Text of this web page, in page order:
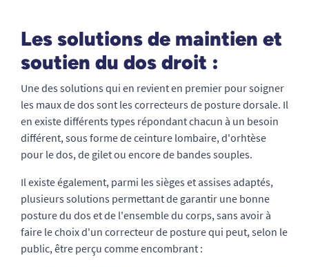
Les solutions de maintien et
soutien du dos droit :
Une des solutions qui en revient en premier pour soigner
les maux de dos sont les correcteurs de posture dorsale. Il
en existe différents types répondant chacun à un besoin
différent, sous forme de ceinture lombaire, d'orhtèse
pour le dos, de gilet ou encore de bandes souples.
Il existe également, parmi les sièges et assises adaptés,
plusieurs solutions permettant de garantir une bonne
posture du dos et de l'ensemble du corps, sans avoir à
faire le choix d'un correcteur de posture qui peut, selon le
public, être perçu comme encombrant :